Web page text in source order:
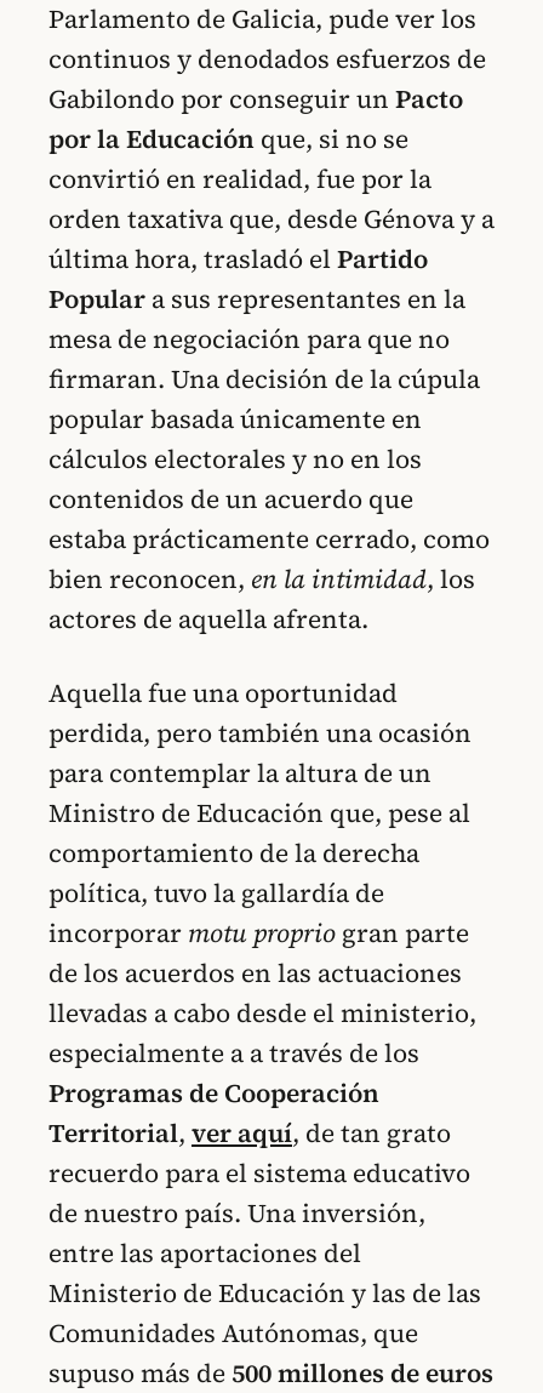
Parlamento de Galicia, pude ver los
continuos y denodados esfuerzos de
Gabilondo por conseguir un Pacto
por la Educación que, si no se
convirtió en realidad, fue por la
orden taxativa que, desde Génova y a
última hora, trasladó elPartido
Popular a sus representantes en la
mesa de negociación para que no
firmaran. Una decisión de la cúpula
popular basada únicamente en
cálculos electorales y no en los
contenidos de un acuerdo que
estaba prácticamente cerrado, como
bien reconocen, en la intimidad, los
actores de aquella afrenta.
Aquella fue una oportunidad
perdida, pero también una ocasión
para contemplar la altura de un
Ministro de Educación que, pese al
comportamiento de la derecha
política, tuvo la gallardía de
incorporar motu proprio gran parte
de los acuerdos en las actuaciones
llevadas a cabo desde el ministerio,
especialmente a a través de los
Programas de Cooperación
Territorial, ver aquí, de tan grato
recuerdo para el sistema educativo
de nuestro país. Una inversión,
entre las aportaciones del
Ministerio de Educación y las de las
Comunidades Autónomas, que
supuso más de 500 millones de euros